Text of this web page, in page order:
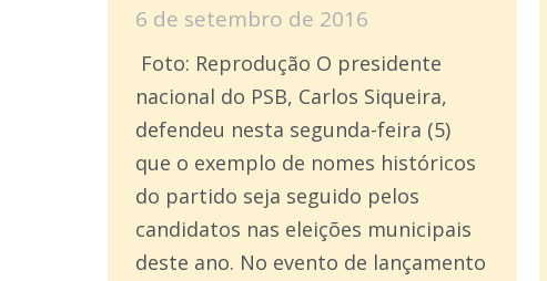
6 de setembro de 2016
Foto: Reprodução O presidente
nacional do PSB, Carlos Siqueira,
defendeu nesta segunda-feira (5)
que o exemplo de nomes históricos
do partido seja seguido pelos
candidatos nas eleições municipais
deste ano. No evento de lançamento